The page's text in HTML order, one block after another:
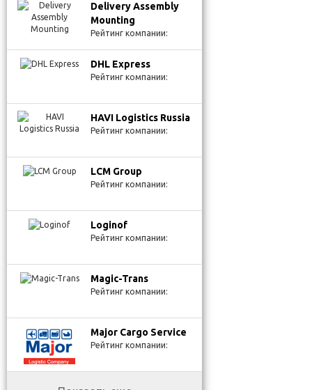
Delivery Assembly
Mounting
Рейтинг компании:
DHL Express
Рейтинг компании:
HAVI Logistics Russia
Рейтинг компании:
LCM Group
Рейтинг компании:
Loginof
Рейтинг компании:
Magic-Trans
Рейтинг компании:
Major Cargo Service
Рейтинг компании: